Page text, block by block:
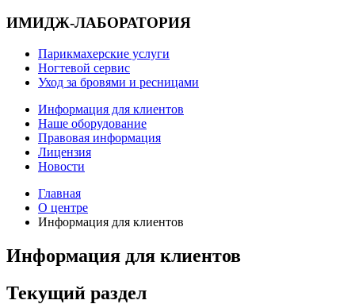
ИМИДЖ-ЛАБОРАТОРИЯ
Парикмахерские услуги
Ногтевой сервис
Уход за бровями и ресницами
Информация для клиентов
Наше оборудование
Правовая информация
Лицензия
Новости
Главная
О центре
Информация для клиентов
Информация для клиентов
Текущий раздел